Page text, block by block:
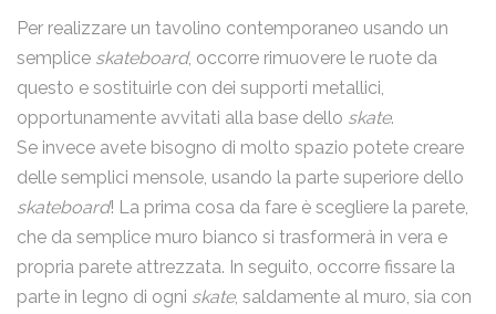
Per realizzare un tavolino contemporaneo usando un
semplice skateboard, occorre rimuovere le ruote da
questo e sostituirle con dei supporti metallici,
opportunamente avvitati alla base dello skate.
Se invece avete bisogno di molto spazio potete creare
delle semplici mensole, usando la parte superiore dello
skateboard! La prima cosa da fare è scegliere la parete,
che da semplice muro bianco si trasformerà in vera e
propria parete attrezzata. In seguito, occorre fissare la
parte in legno di ogni skate, saldamente al muro, sia con